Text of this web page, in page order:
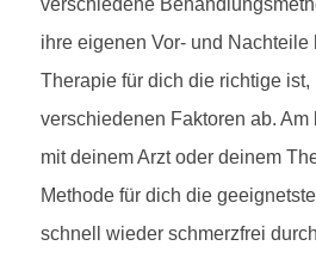
ihre eigenen Vor- und Nachteile
Therapie für dich die richtige ist,
verschiedenen Faktoren ab. Am
mit deinem Arzt oder deinem
Methode für dich die
schnell wieder schmerzfrei